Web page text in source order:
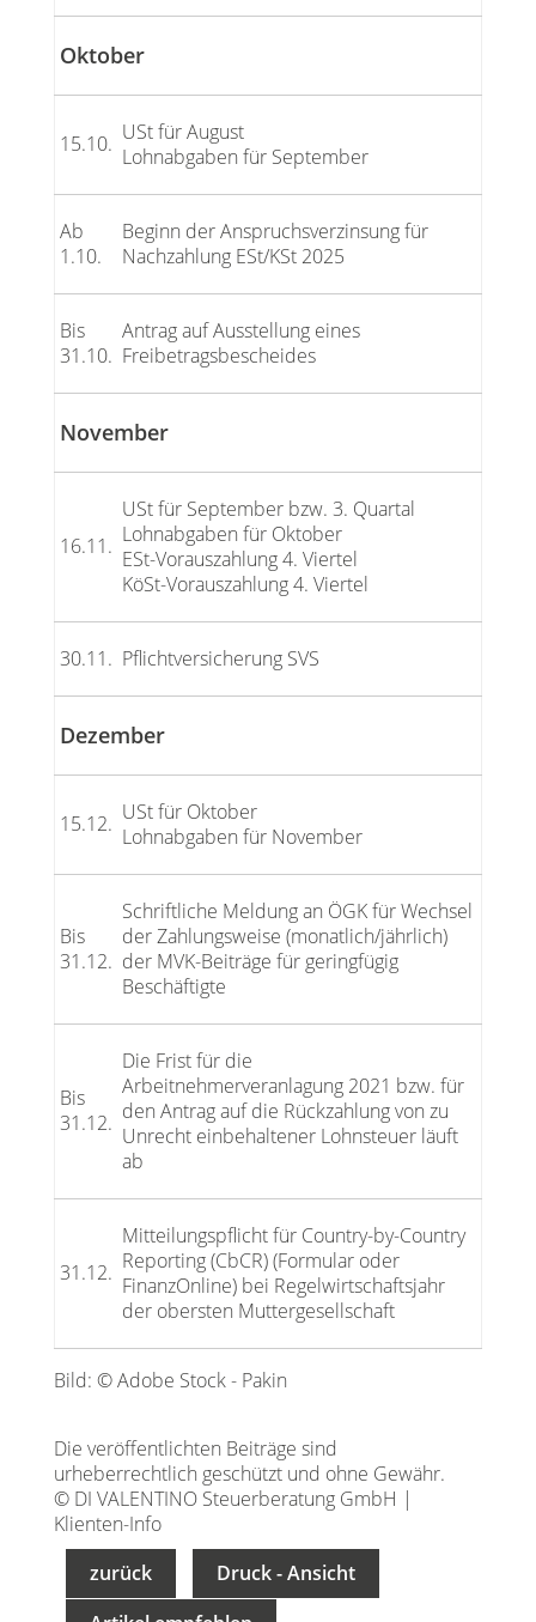
Oktober
15.10. USt für August
Lohnabgaben für September
Ab
1.10.
Beginn der Anspruchsverzinsung für
Nachzahlung ESt/KSt 2025
Bis
31.10.
Antrag auf Ausstellung eines
Freibetragsbescheides
November
16.11.
USt für September bzw. 3. Quartal
Lohnabgaben für Oktober
ESt-Vorauszahlung 4. Viertel
KöSt-Vorauszahlung 4. Viertel
30.11. Pflichtversicherung SVS
Dezember
15.12. USt für Oktober
Lohnabgaben für November
Bis
31.12.
Schriftliche Meldung an ÖGK für Wechsel
der Zahlungsweise (monatlich/jährlich)
der MVK-Beiträge für geringfügig
Beschäftigte
Bis
31.12.
Die Frist für die
Arbeitnehmerveranlagung 2021 bzw. für
den Antrag auf die Rückzahlung von zu
Unrecht einbehaltener Lohnsteuer läuft
ab
31.12.
Mitteilungspflicht für Country-by-Country
Reporting (CbCR) (Formular oder
FinanzOnline) bei Regelwirtschaftsjahr
der obersten Muttergesellschaft
Bild: © Adobe Stock - Pakin
Die veröffentlichten Beiträge sind
urheberrechtlich geschützt und ohne Gewähr.
© DI VALENTINO Steuerberatung GmbH |
Klienten-Info
zurück
Druck - Ansicht